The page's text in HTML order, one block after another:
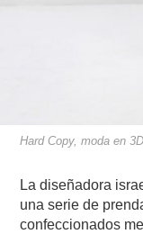
Hard Copy, moda en
La diseñadora
una serie de
confeccionados